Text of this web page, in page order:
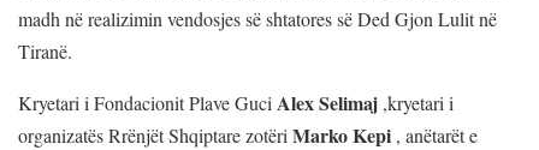
madh në realizimin vendosjes së shtatores së Ded Gjon Lulit në
Tiranë.
Kryetari i Fondacionit Plave Guci Alex Selimaj ,kryetari i
organizatës Rrënjët Shqiptare zotëri Marko Kepi , anëtarët e